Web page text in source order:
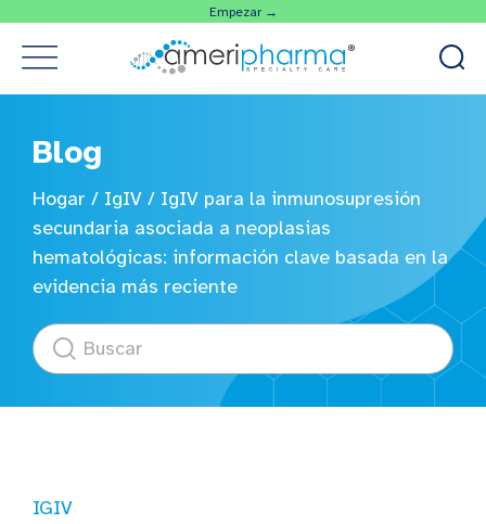
Empezar →
Blog
Hogar / IgIV / IgIV para la inmunosupresión
secundaria asociada a neoplasias
hematológicas: información clave basada en la
evidencia más reciente
IGIV